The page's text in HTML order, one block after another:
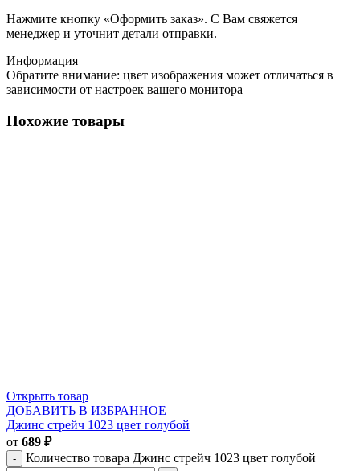
Нажмите кнопку «Оформить заказ». С Вам свяжется
менеджер и уточнит детали отправки.
Информация
Обратите внимание: цвет изображения может отличаться в
зависимости от настроек вашего монитора
Похожие товары
Открыть товар
ДОБАВИТЬ В ИЗБРАННОЕ
Джинс стрейч 1023 цвет голубой
от 689 ₽
Количество товара Джинс стрейч 1023 цвет голубой